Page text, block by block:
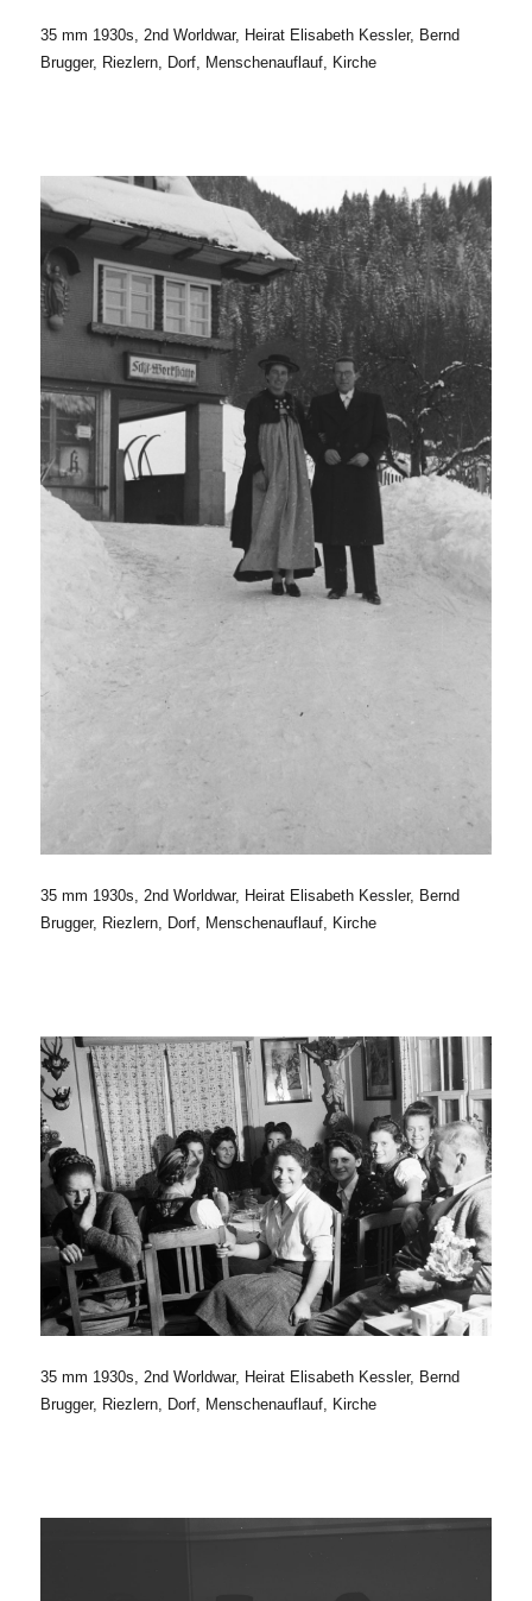
35 mm 1930s, 2nd Worldwar, Heirat Elisabeth Kessler, Bernd
Brugger, Riezlern, Dorf, Menschenauflauf, Kirche
35 mm 1930s, 2nd Worldwar, Heirat Elisabeth Kessler, Bernd
Brugger, Riezlern, Dorf, Menschenauflauf, Kirche
35 mm 1930s, 2nd Worldwar, Heirat Elisabeth Kessler, Bernd
Brugger, Riezlern, Dorf, Menschenauflauf, Kirche